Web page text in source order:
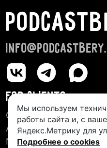
FOR CLIENTS
Creative Studios
About us
New Podcasts
Мы используем
работы сайта и, с
Яндекс.Метрику для
Подробнее о cookies